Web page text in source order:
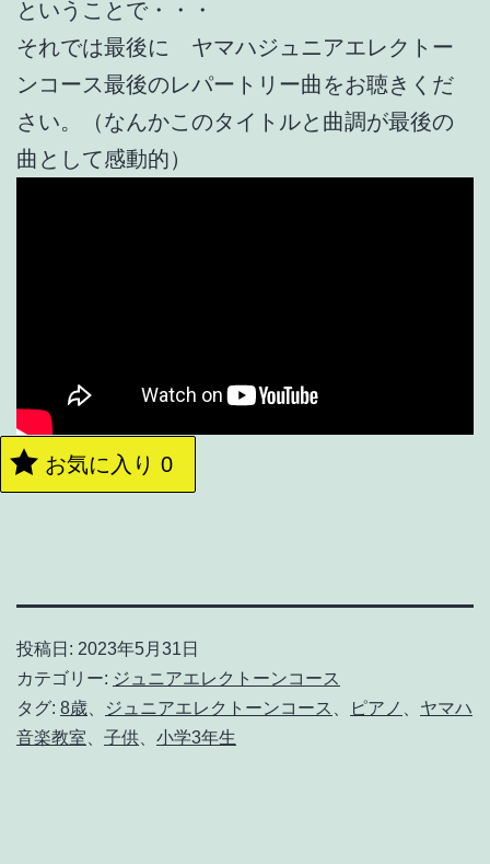
ということで・・・
それでは最後に ヤマハジュニアエレクトー
ンコース最後のレパートリー曲をお聴きくだ
さい。（なんかこのタイトルと曲調が最後の
曲として感動的）
お気に入り 0
投稿日: 2023年5月31日
カテゴリー: ジュニアエレクトーンコース
タグ: 8歳 ジュニアエレクトーンコース ピアノ
ヤマハ
音楽教室
子供 小学3年生